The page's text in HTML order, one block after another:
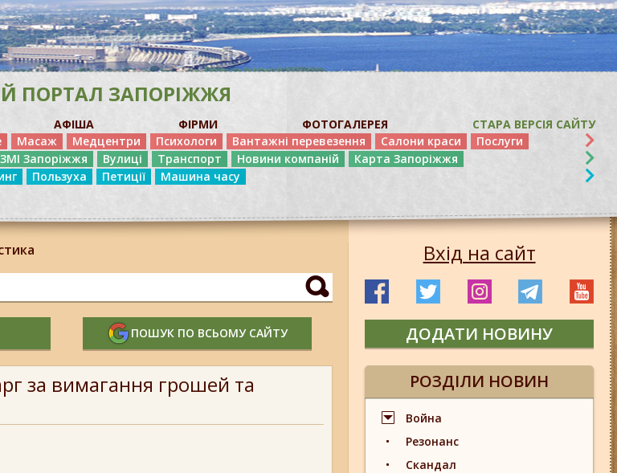
ПОРТАЛ ЗАПОРІЖЖЯ
АФІША ФІРМИ ФОТОГАЛЕРЕЯ
СТАРА ВЕРСІЯ САЙТУ
Масаж Медцентри Психологи Вантажні перевезення Салони краси
Послуги
ЗМІ Запоріжжя Вулиці Транспорт Новини компаній
Карта Запоріжжя
Пользуха Петиції Машина часу
ПОШУК ПО ВСЬОМУ САЙТУ
за вимагання грошей та
Вхід на сайт
ДОДАТИ НОВИНУ
РОЗДІЛИ НОВИН
Война
Резонанс
Скандал